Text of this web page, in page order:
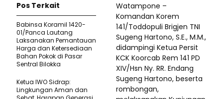
Watampone –
Komandan Korem
141/Toddopuli Brigjen TNI
Sugeng Hartono, S.E., M.M.,
didampingi Ketua Persit
KCK Koorcab Rem 141 PD
XIV/Hsn Ny. RR. Endang
Sugeng Hartono, beserta
rombongan,
Pos Terkait
Babinsa Koramil 1420-
01/Panca Lautang
Laksanakan Pemantauan
Harga dan Ketersediaan
Bahan Pokok di Pasar
Sentral Bilokka
Ketua IWO Sidrap:
Lingkungan Aman dan